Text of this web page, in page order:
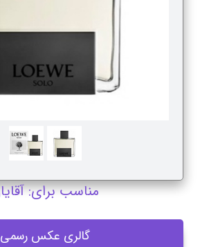
مناسب برای: آقایان
گالری عکس رسمی